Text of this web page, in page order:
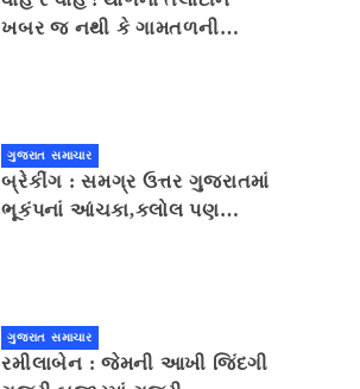
ખબર જ નથી કે ગામતળની
ગુજરાત સમાચાર
બ્રેકીંગ : સમગ્ર ઉત્તર ગુજરાતમાં
ભૂકંપનાં આંચકા,કલોલ પણ
ગુજરાત સમાચાર
રમીલાબેન : જેમની આખી જિંદગી